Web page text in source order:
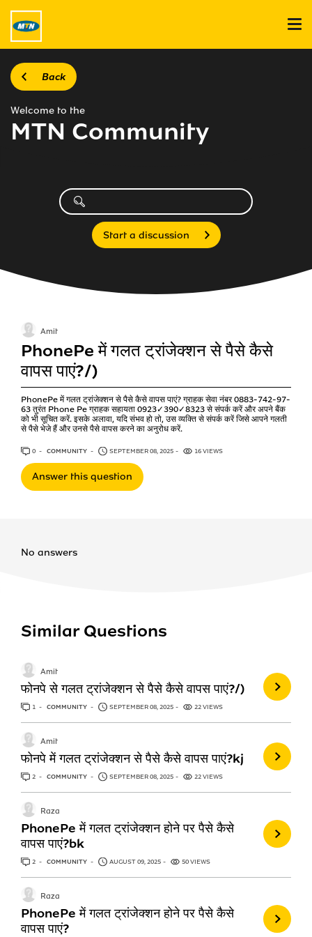
Back
Welcome to the
MTN Community
Start a discussion
PhonePe में गलत ट्रांजेक्शन से पैसे कैसे
वापस पाएं?/)
PhonePe में गलत ट्रांजेक्शन से पैसे कैसे वापस पाएं? ग्राहक सेवा नंबर 0883-742-97-
63 तुरंत Phone Pe ग्राहक सहायता 0923✓390✓8323 से संपर्क करें और अपने बैंक
को भी सूचित करें. इसके अलावा, यदि संभव हो तो, उस व्यक्ति से संपर्क करें जिसे आपने गलती
से पैसे भेजे हैं और उनसे पैसे वापस करने का अनुरोध करें.
Amit
0 ANSWERS
COMMUNITY SEPTEMBER 08, 2025 16 VIEWS
Answer this question
No answers
Similar Questions
फोनपे से गलत ट्रांजेक्शन से पैसे कैसे वापस पाएं?/)
Amit
1 ANSWER
COMMUNITY SEPTEMBER 08, 2025 22 VIEWS
फोनपे में गलत ट्रांजेक्शन से पैसे कैसे वापस पाएं?kj
Amit
2 ANSWERS
COMMUNITY SEPTEMBER 08, 2025 22 VIEWS
PhonePe में गलत ट्रांजेक्शन होने पर पैसे कैसे
वापस पाएं?bk
Raza
2 ANSWERS
COMMUNITY AUGUST 09, 2025 50 VIEWS
PhonePe में गलत ट्रांजेक्शन होने पर पैसे कैसे
वापस पाएं?
Raza